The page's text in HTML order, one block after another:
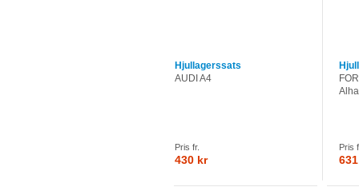
Hjullagerssats
AUDI A4
Pris fr.
430 kr
Pris